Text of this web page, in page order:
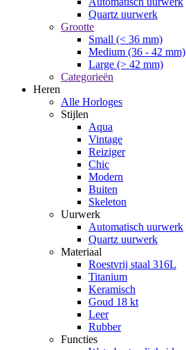
Quartz uurwerk
Grootte
Small (< 36 mm)
Medium (36 - 42 mm)
Large (> 42 mm)
Categorieën
Heren
Alle Horloges
Stijlen
Aqua
Vintage
Reiziger
Chic
Modern
Buiten
Skeleton
Uurwerk
Automatisch uurwerk
Quartz uurwerk
Materiaal
Roestvrij staal 316L
Titanium
Keramisch
Goud 18 kt
Leer
Rubber
Functies